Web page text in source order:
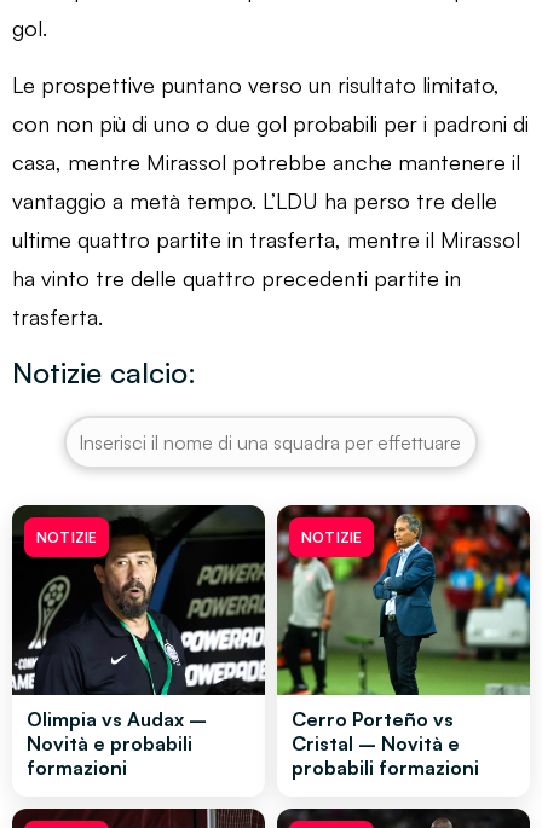
gol.
Le prospettive puntano verso un risultato limitato,
con non più di uno o due gol probabili per i padroni di
casa, mentre Mirassol potrebbe anche mantenere il
vantaggio a metà tempo. L’LDU ha perso tre delle
ultime quattro partite in trasferta, mentre il Mirassol
ha vinto tre delle quattro precedenti partite in
trasferta.
Notizie calcio:
NOTIZIE
Olimpia vs Audax –
Novità e probabili
formazioni
NOTIZIE
Cerro Porteño vs
Cristal – Novità e
probabili formazioni